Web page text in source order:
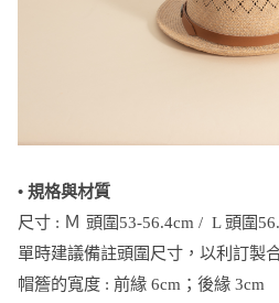
• 規格與材質
尺寸 : Ｍ 頭圍53-56.4cm / L 頭圍
單時建議備註頭圍尺寸，以利訂製
帽簷的寬度 : 前緣 6cm；後緣 3cm